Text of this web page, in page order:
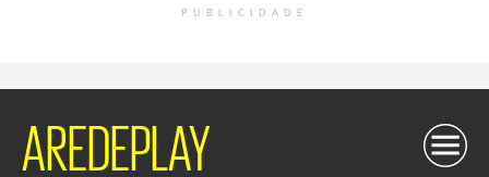
PUBLICIDADE
AREDEPLAY